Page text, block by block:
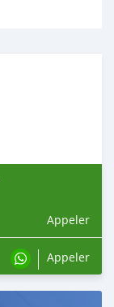
Appeler
Appeler